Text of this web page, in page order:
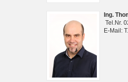
Ing.
Tel.Nr.
E-Mail: